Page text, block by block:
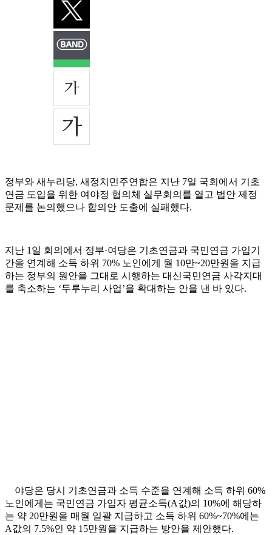
정부와 새누리당, 새정치민주연합은 지난 7일 국회에서 기초
연금 도입을 위한 여야정 협의체 실무회의를 열고 법안 제정
문제를 논의했으나 합의안 도출에 실패했다.
지난 1일 회의에서 정부·여당은 기초연금과 국민연금 가입기
간을 연계해 소득 하위 70% 노인에게 월 10만~20만원을 지급
하는 정부의 원안을 그대로 시행하는 대신국민연금 사각지대
를 축소하는 ‘두루누리 사업’을 확대하는 안을 낸 바 있다.
야당은 당시 기초연금과 소득 수준을 연계해 소득 하위 60%
노인에게는 국민연금 가입자 평균소득(A값)의 10%에 해당하
는 약 20만원을 매월 일괄 지급하고 소득 하위 60%~70%에는
A값의 7.5%인 약 15만원을 지급하는 방안을 제안했다.